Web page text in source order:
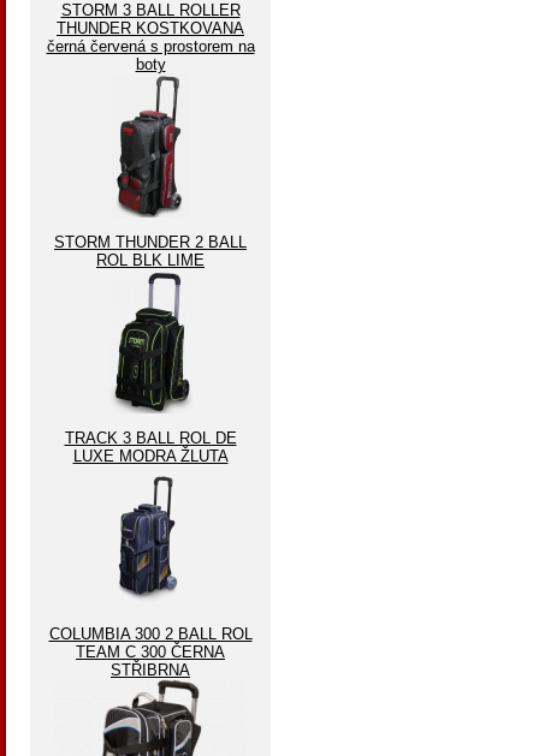
STORM 3 BALL ROLLER
THUNDER KOSTKOVANA
černá červená s prostorem na
boty
STORM THUNDER 2 BALL
ROL BLK LIME
TRACK 3 BALL ROL DE
LUXE MODRA ŽLUTA
COLUMBIA 300 2 BALL ROL
TEAM C 300 ČERNA
STŘIBRNA